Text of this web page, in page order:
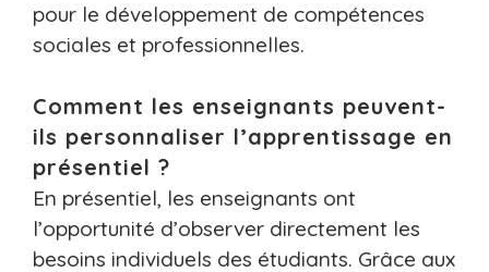
pour le développement de compétences
sociales et professionnelles.
Comment les enseignants peuvent-
ils personnaliser l’apprentissage en
présentiel ?
En présentiel, les enseignants ont
l’opportunité d’observer directement les
besoins individuels des étudiants. Grâce aux